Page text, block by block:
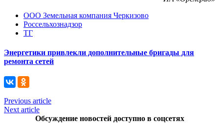
ООО Земельная компания Черкизово
Россельхознадзор
ТГ
Энергетики привлекли дополнительные бригады для
ремонта сетей
Previous article
Next article
Обсуждение новостей доступно в соцсетях